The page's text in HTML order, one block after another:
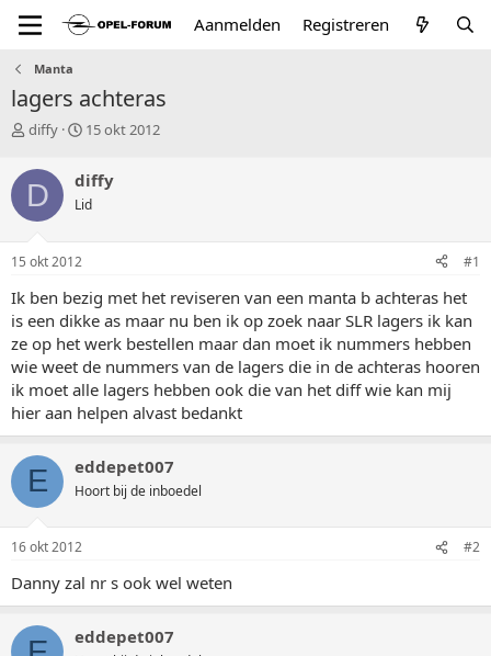
Aanmelden Registreren
Manta
lagers achteras
T
p
i
c
s
a
t
e
r
diffy
S
r
t
a
m
15 okt 2012
D diffy
Lid
15 okt 2012 #1
Ik ben bezig met het reviseren van een manta b achteras het
is een dikke as maar nu ben ik op zoek naar SLR lagers ik kan
ze op het werk bestellen maar dan moet ik nummers hebben
wie weet de nummers van de lagers die in de achteras hooren
ik moet alle lagers hebben ook die van het diff wie kan mij
hier aan helpen alvast bedankt
E eddepet007
Hoort bij de inboedel
16 okt 2012 #2
Danny zal nr s ook wel weten
eddepet007